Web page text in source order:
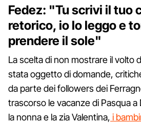
Fedez: "Tu scrivi il tuo
retorico, io lo leggo e
prendere il sole"
La scelta di non mostrare il volto
stata oggetto di domande,
da parte dei followers dei
trascorso le vacanze di Pasqua a
la nonna e la zia Valentina, i